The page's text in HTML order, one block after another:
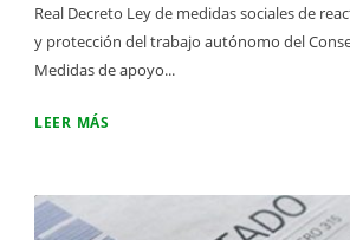
Real Decreto Ley de medidas sociales de
y protección del trabajo autónomo del
Medidas de apoyo...
LEER MÁS